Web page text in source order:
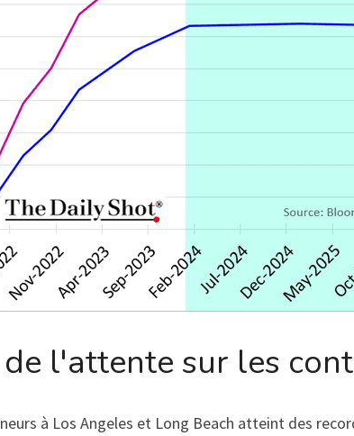
l'attente sur les
à Los Angeles et Long Beach atteint des